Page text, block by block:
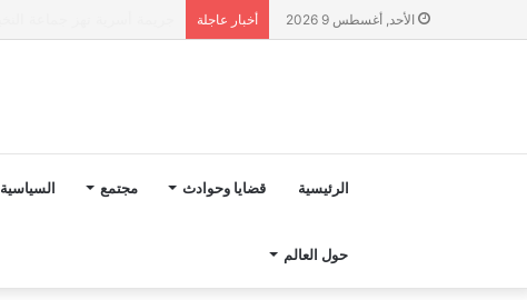
الأحد, أغسطس 9 2026 أخبار عاجلة
الرئيسية قضايا وحوادث مجتمع السياسية
حول العالم